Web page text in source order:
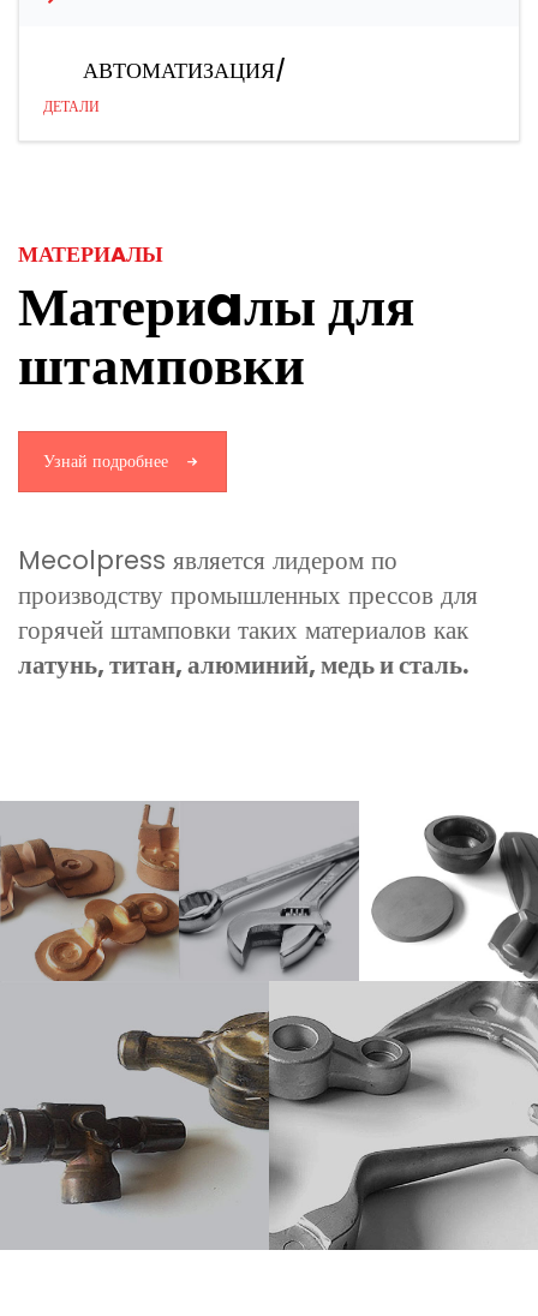
АВТОМАТИЗАЦИЯ/
ДЕТАЛИ
МАТЕРИAЛЫ
Материaлы для
штамповки
Узнай подробнее
Mecolpress является лидером по
производству промышленных прессов для
горячей штамповки таких материалов как
латунь, титан, алюминий, медь и сталь.